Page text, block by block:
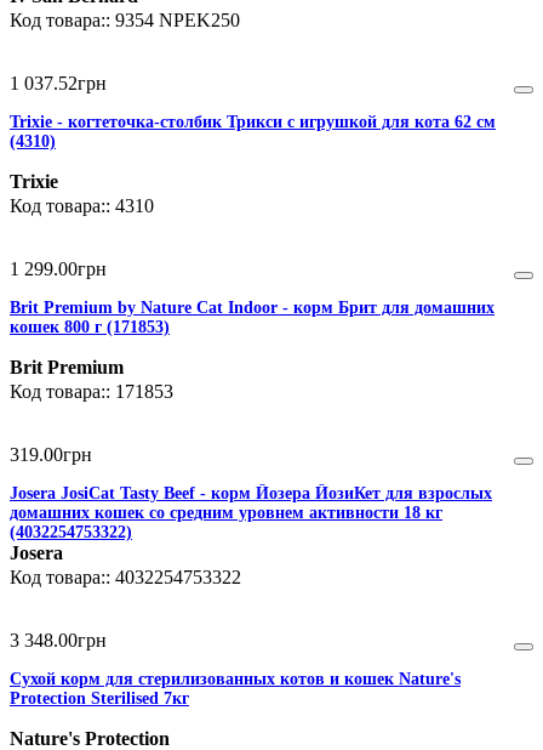
9354 NPEK250
1 037.52грн
Trixie - когтеточка-столбик Трикси с игрушкой для кота 62 см
(4310)
Trixie
4310
1 299.00грн
Brit Premium by Nature Cat Indoor - корм Брит для домашних
кошек 800 г (171853)
Brit Premium
171853
319.00грн
Josera JosiCat Tasty Beef - корм Йозера ЙозиКет для взрослых
домашних кошек со средним уровнем активности 18 кг
(4032254753322)
Josera
4032254753322
3 348.00грн
Сухой корм для стерилизованных котов и кошек Nature's
Protection Sterilised 7кг
Nature's Protection